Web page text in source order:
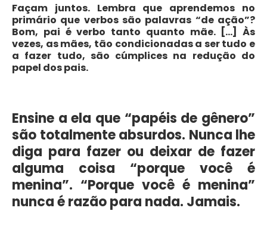
Façam juntos. Lembra que aprendemos no
primário que verbos são palavras “de ação”?
Bom, pai é verbo tanto quanto mãe. […] Às
vezes, as mães, tão condicionadas a ser tudo e
a fazer tudo, são cúmplices na redução do
papel dos pais.
Ensine a ela que “papéis de gênero”
são totalmente absurdos. Nunca lhe
diga para fazer ou deixar de fazer
alguma coisa “porque você é
menina”. “Porque você é menina”
nunca é razão para nada. Jamais.